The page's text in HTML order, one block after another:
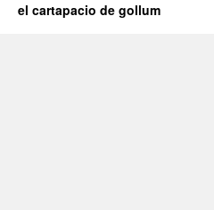
el cartapacio de gollum